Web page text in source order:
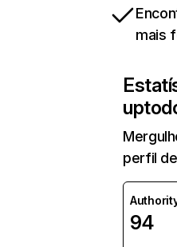
mais
perfil
94